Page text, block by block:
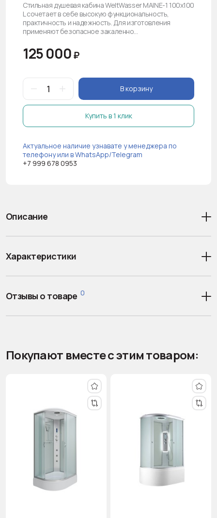
Стильная душевая кабина WeltWasser MAINE-1 100х100
L сочетает в себе высокую функциональность,
практичность и надежность. Для изготовления
применяют безопасное закаленно...
125 000₽
В корзину
Купить в 1 клик
Актуальное наличие узнавате у менеджера по
телефону или в WhatsApp/Telegram
+7 999 678 0953
Описание
Характеристики
Отзывы о товаре 0
Покупают вместе с этим товаром: